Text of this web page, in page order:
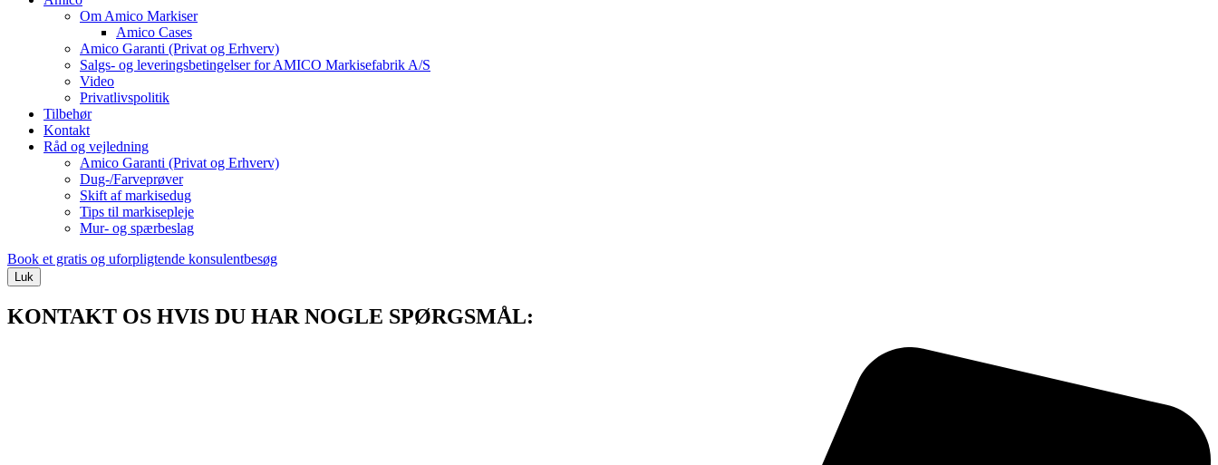
Om Amico Markiser
Amico Cases
Amico Garanti (Privat og Erhverv)
Salgs- og leveringsbetingelser for AMICO Markisefabrik A/S
Video
Privatlivspolitik
Tilbehør
Kontakt
Råd og vejledning
Amico Garanti (Privat og Erhverv)
Dug-/Farveprøver
Skift af markisedug
Tips til markisepleje
Mur- og spærbeslag
Book et gratis og uforpligtende konsulentbesøg
Luk
KONTAKT OS HVIS DU HAR NOGLE SPØRGSMÅL: